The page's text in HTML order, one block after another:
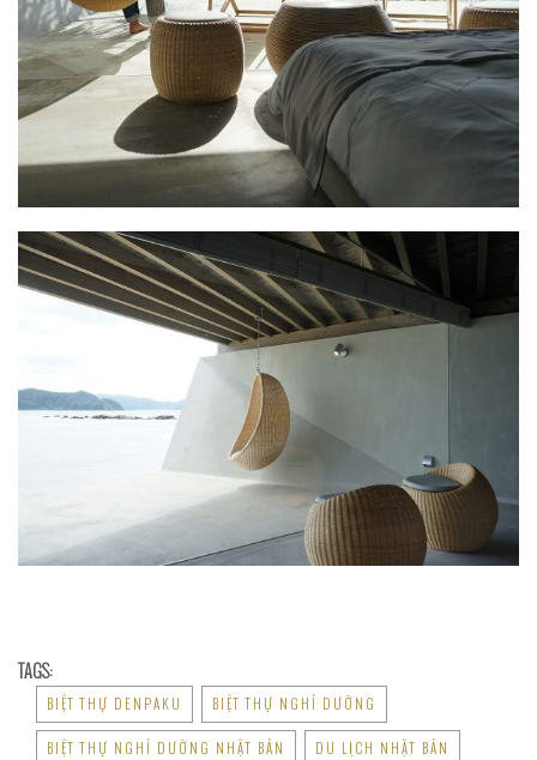
TAGS:
BIỆT THỰ DENPAKU BIỆT THỰ NGHỈ DƯỠNG
BIỆT THỰ NGHỈ DƯỠNG NHẬT BẢN DU LỊCH NHẬT BẢN